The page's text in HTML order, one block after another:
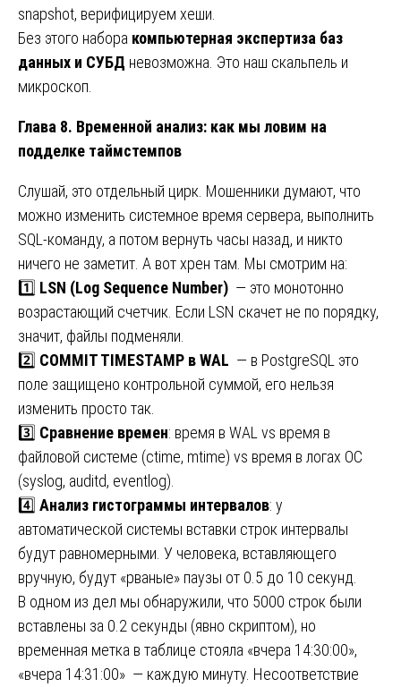
snapshot, верифицируем хеши.
Без этого набора компьютерная экспертиза баз
данных и СУБД невозможна. Это наш скальпель и
микроскоп.
Глава 8. Временной анализ: как мы ловим на
подделке таймстемпов
Слушай, это отдельный цирк. Мошенники думают, что
можно изменить системное время сервера, выполнить
SQL-команду, а потом вернуть часы назад, и никто
ничего не заметит. А вот хрен там. Мы смотрим на:
1️⃣ LSN (Log Sequence Number) — это монотонно
возрастающий счетчик. Если LSN скачет не по порядку,
значит, файлы подменяли.
2️⃣ COMMIT TIMESTAMP в WAL — в PostgreSQL это
поле защищено контрольной суммой, его нельзя
изменить просто так.
3️⃣ Сравнение времен: время в WAL vs время в
файловой системе (ctime, mtime) vs время в логах ОС
(syslog, auditd, eventlog).
4️⃣ Анализ гистограммы интервалов: у
автоматической системы вставки строк интервалы
будут равномерными. У человека, вставляющего
вручную, будут «рваные» паузы от 0.5 до 10 секунд.
В одном из дел мы обнаружили, что 5000 строк были
вставлены за 0.2 секунды (явно скриптом), но
временная метка в таблице стояла «вчера 14:30:00»,
«вчера 14:31:00» — каждую минуту. Несоответствие